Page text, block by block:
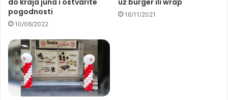
pogodnosti
10/06/2022
16/11/2021